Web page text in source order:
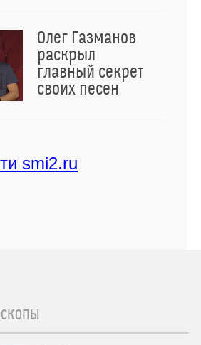
Олег Газманов
раскрыл
главный секрет
своих песен
smi2.ru